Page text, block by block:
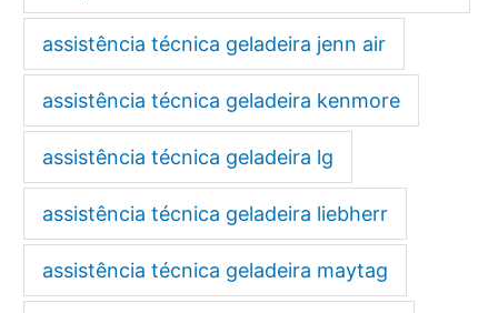
assistência técnica geladeira jenn air
assistência técnica geladeira kenmore
assistência técnica geladeira lg
assistência técnica geladeira liebherr
assistência técnica geladeira maytag